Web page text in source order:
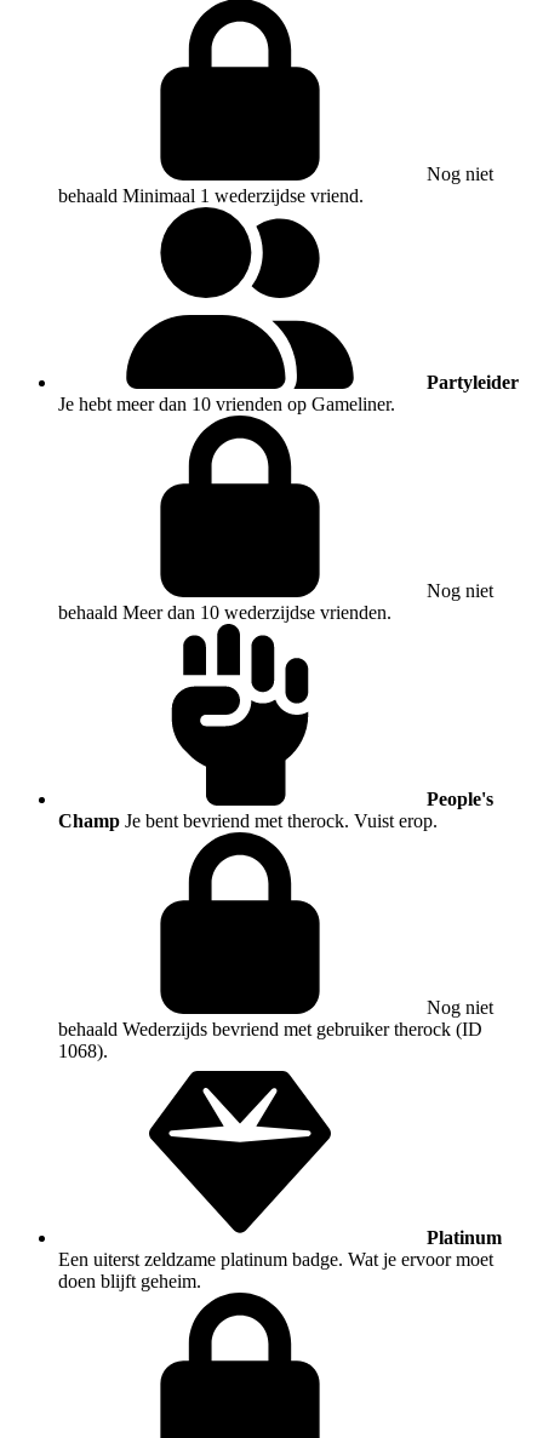
Nog niet
behaald Minimaal 1 wederzijdse vriend.
Partyleider
Je hebt meer dan 10 vrienden op Gameliner.
Nog niet
behaald Meer dan 10 wederzijdse vrienden.
People's
Champ Je bent bevriend met therock. Vuist erop.
Nog niet
behaald Wederzijds bevriend met gebruiker therock (ID
1068).
Platinum
Een uiterst zeldzame platinum badge. Wat je ervoor moet
doen blijft geheim.